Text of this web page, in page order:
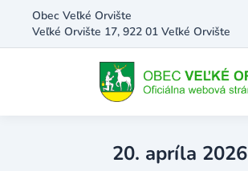
Obec Veľké Orvište
Veľké Orvište 17, 922 01 Veľké Orvište
20. apríla 2026